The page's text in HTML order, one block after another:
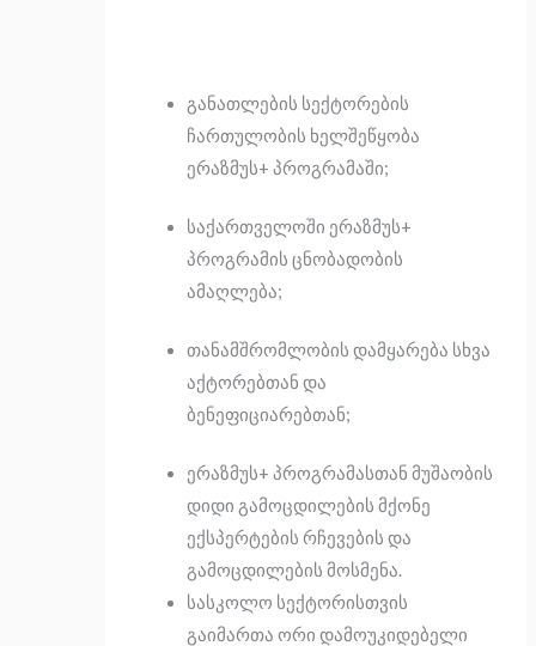
განათლების სექტორების
ჩართულობის ხელშეწყობა
ერაზმუს+ პროგრამაში;
საქართველოში ერაზმუს+
პროგრამის ცნობადობის
ამაღლება;
თანამშრომლობის დამყარება სხვა
აქტორებთან და
ბენეფიციარებთან;
ერაზმუს+ პროგრამასთან მუშაობის
დიდი გამოცდილების მქონე
ექსპერტების რჩევების და
გამოცდილების მოსმენა.
სასკოლო სექტორისთვის
გაიმართა ორი დამოუკიდებელი